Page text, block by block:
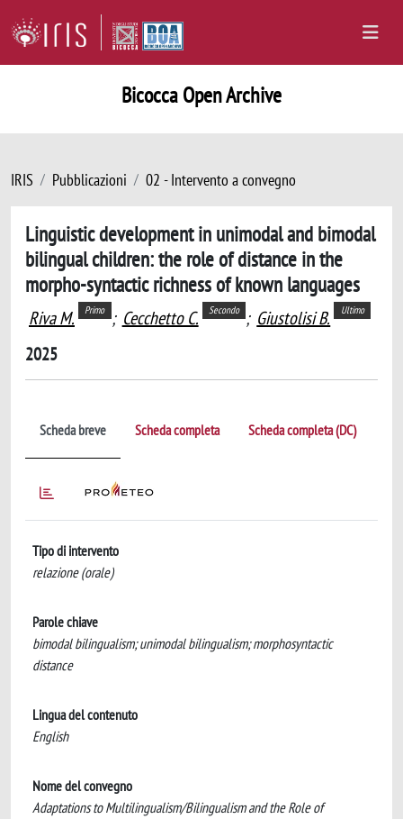
Bicocca Open Archive
IRIS Pubblicazioni 02 - Intervento a convegno
Linguistic development in unimodal and bimodal
bilingual children: the role of distance in the
morpho-syntactic richness of known languages
Riva M. Primo ; Cecchetto C. Secondo ; Giustolisi B. Ultimo
2025
Scheda breve Scheda completa Scheda completa (DC)
Tipo di intervento
relazione (orale)
Parole chiave
bimodal bilingualism; unimodal bilingualism; morphosyntactic
distance
Lingua del contenuto
English
Nome del convegno
Adaptations to Multilingualism/Bilingualism and the Role of